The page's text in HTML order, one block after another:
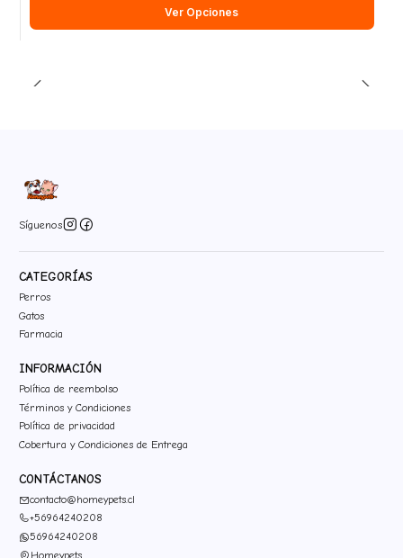
Ver Opciones
Síguenos
CATEGORÍAS
Perros
Gatos
Farmacia
INFORMACIÓN
Política de reembolso
Términos y Condiciones
Política de privacidad
Cobertura y Condiciones de Entrega
CONTÁCTANOS
contacto@homeypets.cl
+56964240208
56964240208
Homeypets